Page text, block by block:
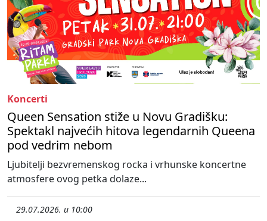
Koncerti
Queen Sensation stiže u Novu Gradišku:
Spektakl najvećih hitova legendarnih Queena
pod vedrim nebom
Ljubitelji bezvremenskog rocka i vrhunske koncertne
atmosfere ovog petka dolaze...
29.07.2026. u 10:00